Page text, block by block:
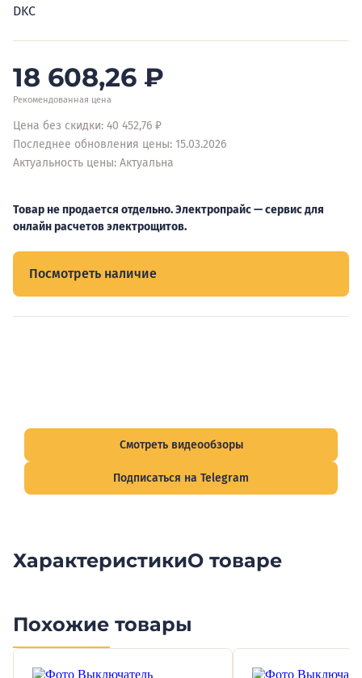
DKC
18 608,26 ₽
Рекомендованная цена
Цена без скидки: 40 452,76 ₽
Последнее обновления цены: 15.03.2026
Актуальность цены: Актуальна
Товар не продается отдельно. Электропрайс — сервис для
онлайн расчетов электрощитов.
Посмотреть наличие
Смотреть видеообзоры
Подписаться на Telegram
ХарактеристикиО товаре
Похожие товары